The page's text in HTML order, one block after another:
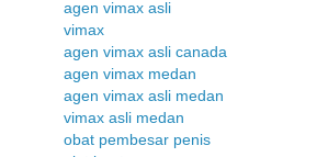
agen vimax asli
vimax
agen vimax asli canada
agen vimax medan
agen vimax asli medan
vimax asli medan
obat pembesar penis